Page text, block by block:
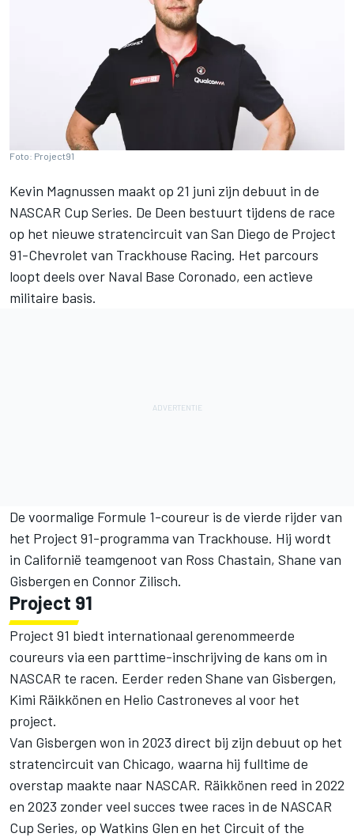
Foto: Project91
Kevin Magnussen maakt op 21 juni zijn debuut in de
NASCAR Cup Series. De Deen bestuurt tijdens de race
op het nieuwe stratencircuit van San Diego de Project
91-Chevrolet van Trackhouse Racing. Het parcours
loopt deels over Naval Base Coronado, een actieve
militaire basis.
De voormalige Formule 1-coureur is de vierde rijder van
het Project 91-programma van Trackhouse. Hij wordt
in Californië teamgenoot van Ross Chastain, Shane van
Gisbergen en Connor Zilisch.
Project 91
Project 91 biedt internationaal gerenommeerde
coureurs via een parttime-inschrijving de kans om in
NASCAR te racen. Eerder reden Shane van Gisbergen,
Kimi Räikkönen en Helio Castroneves al voor het
project.
Van Gisbergen won in 2023 direct bij zijn debuut op het
stratencircuit van Chicago, waarna hij fulltime de
overstap maakte naar NASCAR. Räikkönen reed in 2022
en 2023 zonder veel succes twee races in de NASCAR
Cup Series, op Watkins Glen en het Circuit of the